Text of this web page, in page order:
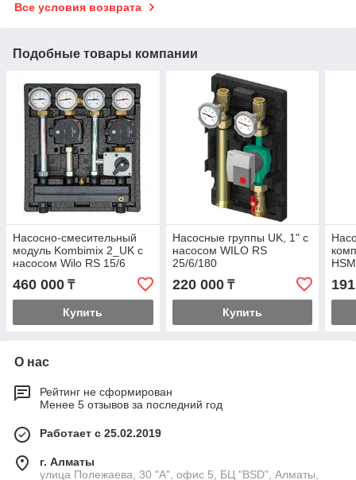
Все условия возврата
Подобные товары компании
Насосно-смесительный
модуль Kombimix 2_UK с
насосом Wilo RS 15/6
460 000 ₸
Купить
Насосные группы UK, 1" с
насосом WILO RS
25/6/180
220 000₸
Купить
О нас
Рейтинг не сформирован
Менее 5 отзывов за последний год
Работает с 25.02.2019
г. Алматы
улица Полежаева, 30 "А", офис 5, БЦ "BSD", Алматы,